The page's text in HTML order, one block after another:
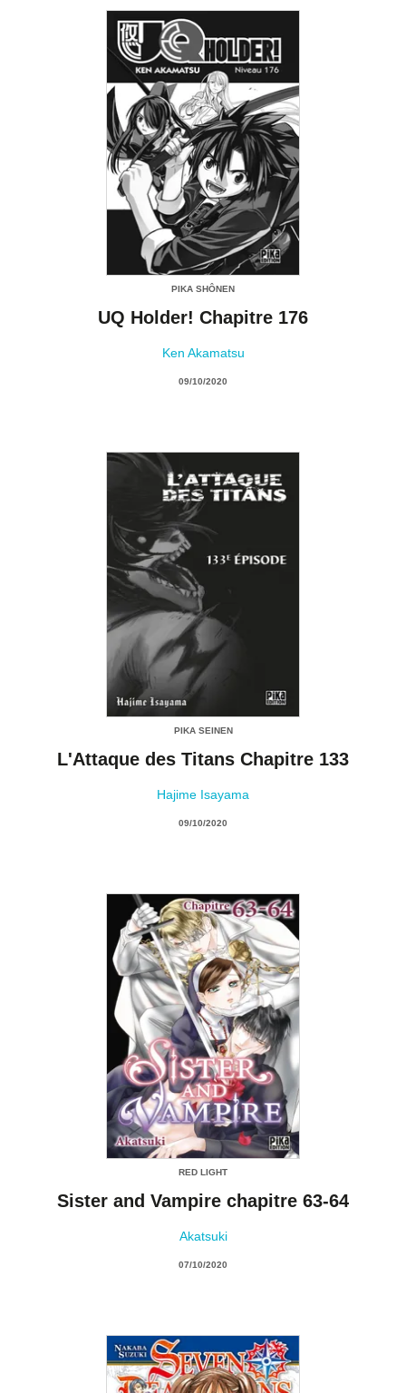
PIKA SHÔNEN
UQ Holder! Chapitre 176
Ken Akamatsu
09/10/2020
PIKA SEINEN
L'Attaque des Titans Chapitre 133
Hajime Isayama
09/10/2020
RED LIGHT
Sister and Vampire chapitre 63-64
Akatsuki
07/10/2020